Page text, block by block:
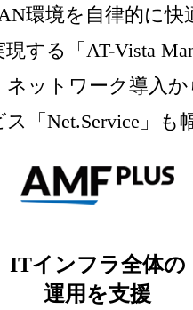
環境を自律的に
する「AT-Vista
ネットワーク導入
ス「Net.Service」
ITインフラ全体の
運用を支援